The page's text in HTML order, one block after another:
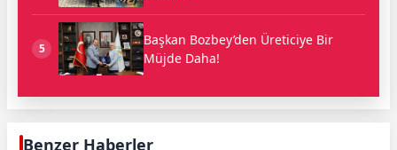
5
Başkan Bozbey’den Üreticiye Bir
Müjde Daha!
Benzer Haberler